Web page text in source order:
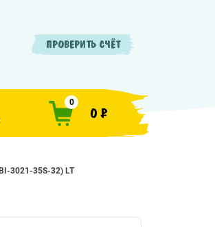
ПРОВЕРИТЬ СЧЁТ
0
0 ₽
3021-35S-32) LT